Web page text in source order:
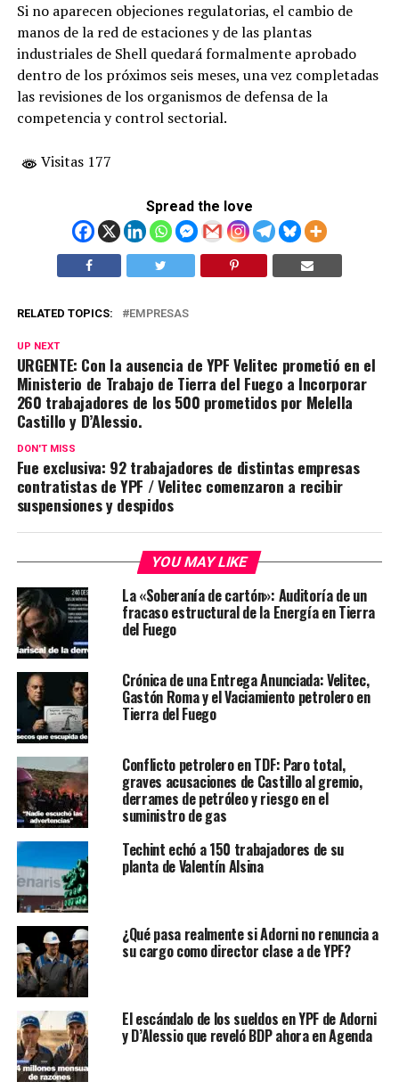
Si no aparecen objeciones regulatorias, el cambio de
manos de la red de estaciones y de las plantas
industriales de Shell quedará formalmente aprobado
dentro de los próximos seis meses, una vez completadas
las revisiones de los organismos de defensa de la
competencia y control sectorial.
Visitas 177
Spread the love
RELATED TOPICS: EMPRESAS
UP NEXT
URGENTE: Con la ausencia de YPF Velitec prometió en el
Ministerio de Trabajo de Tierra del Fuego a Incorporar
260 trabajadores de los 500 prometidos por Melella
Castillo y D’Alessio.
DON'T MISS
Fue exclusiva: 92 trabajadores de distintas empresas
contratistas de YPF / Velitec comenzaron a recibir
suspensiones y despidos
YOU MAY LIKE
La «Soberanía de cartón»: Auditoría de un
fracaso estructural de la Energía en Tierra
del Fuego
Crónica de una Entrega Anunciada: Velitec,
Gastón Roma y el Vaciamiento petrolero en
Tierra del Fuego
Conflicto petrolero en TDF: Paro total,
graves acusaciones de Castillo al gremio,
derrames de petróleo y riesgo en el
suministro de gas
Techint echó a 150 trabajadores de su
planta de Valentín Alsina
¿Qué pasa realmente si Adorni no renuncia a
su cargo como director clase a de YPF?
El escándalo de los sueldos en YPF de Adorni
y D’Alessio que reveló BDP ahora en Agenda